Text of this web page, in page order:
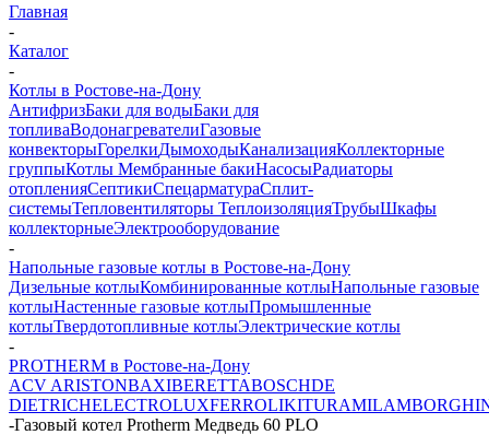
Главная
-
Каталог
-
Котлы в Ростове-на-Дону
АнтифризБаки для водыБаки для
топливаВодонагревателиГазовые
конвекторыГорелкиДымоходыКанализацияКоллекторные
группыКотлы Мембранные бакиНасосыРадиаторы
отопленияСептикиСпецарматураСплит-
системыТепловентиляторы ТеплоизоляцияТрубыШкафы
коллекторныеЭлектрооборудование
-
Напольные газовые котлы в Ростове-на-Дону
Дизельные котлыКомбинированные котлыНапольные газовые
котлыНастенные газовые котлыПромышленные
котлыТвердотопливные котлыЭлектрические котлы
-
PROTHERM в Ростове-на-Дону
ACV ARISTONBAXIBERETTABOSCHDE
DIETRICHELECTROLUXFERROLIKITURAMI
-Газовый котел Protherm Медведь 60 PLO